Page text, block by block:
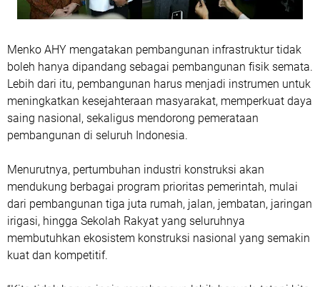
Menko AHY mengatakan pembangunan infrastruktur tidak
boleh hanya dipandang sebagai pembangunan fisik semata.
Lebih dari itu, pembangunan harus menjadi instrumen untuk
meningkatkan kesejahteraan masyarakat, memperkuat daya
saing nasional, sekaligus mendorong pemerataan
pembangunan di seluruh Indonesia.
Menurutnya, pertumbuhan industri konstruksi akan
mendukung berbagai program prioritas pemerintah, mulai
dari pembangunan tiga juta rumah, jalan, jembatan, jaringan
irigasi, hingga Sekolah Rakyat yang seluruhnya
membutuhkan ekosistem konstruksi nasional yang semakin
kuat dan kompetitif.